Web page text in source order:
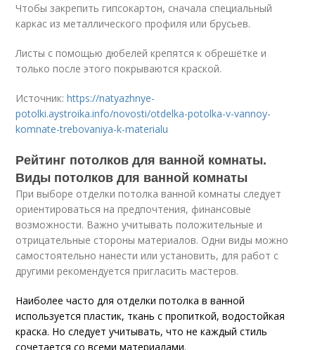
Чтобы закрепить гипсокартон, сначала специальный
каркас из металлического профиля или брусьев.
Листы с помощью дюбелей крепятся к обрешётке и
только после этого покрываются краской.
Источник:https://natyazhnye-
potolki.aystroika.info/novosti/otdelka-potolka-v-vannoy-
komnate-trebovaniya-k-materialu
Рейтинг потолков для ванной комнаты.
Виды потолков для ванной комнаты
При выборе отделки потолка ванной комнаты следует
ориентироваться на предпочтения, финансовые
возможности. Важно учитывать положительные и
отрицательные стороны материалов. Одни виды можно
самостоятельно нанести или установить, для работ с
другими рекомендуется пригласить мастеров.
Наиболее часто для отделки потолка в ванной
используется пластик, ткань с пропиткой, водостойкая
краска. Но следует учитывать, что не каждый стиль
сочетается со всеми материалами.